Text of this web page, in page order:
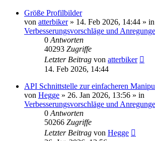
Größe Profilbilder
von atterbiker» 14. Feb 2026, 14:44 » in
Verbesserungsvorschläge und
0 Antworten
40293 Zugriffe
Letzter Beitrag von atterbiker
14. Feb 2026, 14:44
API Schnittstelle zur einfacheren
von Hegge » 26. Jan 2026, 13:56 » in
Verbesserungsvorschläge und
0 Antworten
50266 Zugriffe
Letzter Beitrag von Hegge